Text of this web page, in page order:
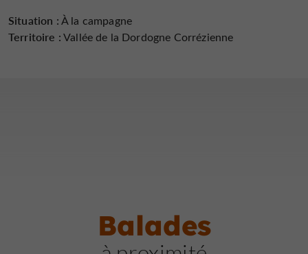
Situation :À la campagne
Territoire :Vallée de la Dordogne Corrézienne
Balades